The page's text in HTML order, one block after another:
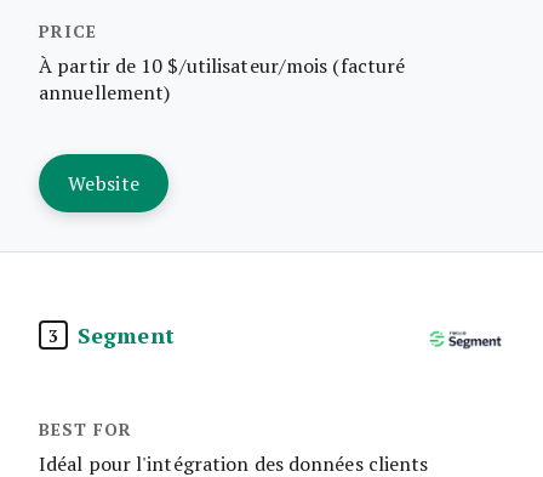
À partir de 10 $/utilisateur/mois (facturé
annuellement)
Website
3 Segment
Idéal pour l'intégration des données clients